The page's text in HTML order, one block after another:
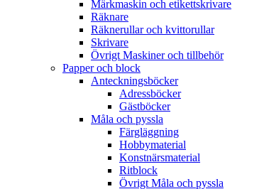
Märkmaskin och etikettskrivare
Räknare
Räknerullar och kvittorullar
Skrivare
Övrigt Maskiner och tillbehör
Papper och block
Anteckningsböcker
Adressböcker
Gästböcker
Måla och pyssla
Färgläggning
Hobbymaterial
Konstnärsmaterial
Ritblock
Övrigt Måla och pyssla